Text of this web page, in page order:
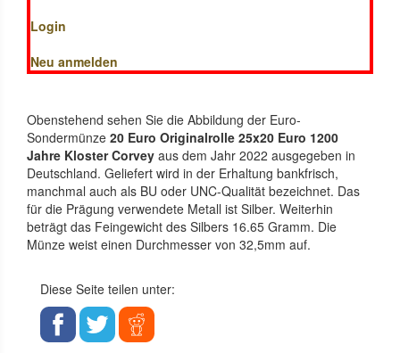
Login
Neu anmelden
Obenstehend sehen Sie die Abbildung der Euro-
Sondermünze 20 Euro Originalrolle 25x20 Euro 1200
Jahre Kloster Corvey aus dem Jahr 2022 ausgegeben in
Deutschland. Geliefert wird in der Erhaltung bankfrisch,
manchmal auch als BU oder UNC-Qualität bezeichnet. Das
für die Prägung verwendete Metall ist Silber. Weiterhin
beträgt das Feingewicht des Silbers 16.65 Gramm. Die
Münze weist einen Durchmesser von 32,5mm auf.
Diese Seite teilen unter: